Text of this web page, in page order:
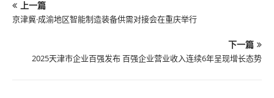
上一篇
京津冀·成渝地区智能制造装备供需对接会在重庆举行
下一篇
2025天津市企业百强发布 百强企业营业收入连续6年呈现增长态势